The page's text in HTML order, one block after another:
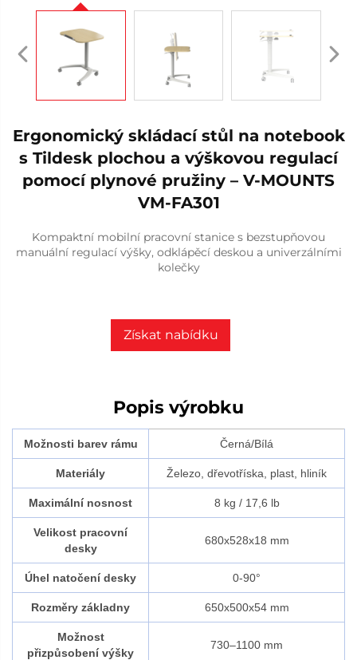
Ergonomický skládací stůl na notebook
s Tildesk plochou a výškovou regulací
pomocí plynové pružiny – V-MOUNTS
VM-FA301
Kompaktní mobilní pracovní stanice s bezstupňovou
manuální regulací výšky, odklápěcí deskou a univerzálními
kolečky
Získat nabídku
Popis výrobku
Možnosti barev rámu Černá/Bílá
Materiály Železo, dřevotříska, plast, hliník
Maximální nosnost 8 kg / 17,6 lb
Velikost pracovní
desky
680x528x18 mm
Úhel natočení desky 0-90°
Rozměry základny 650x500x54 mm
Možnost
přizpůsobení výšky
730–1100 mm